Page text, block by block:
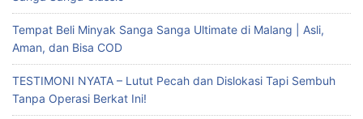
Tempat Beli Minyak Sanga Sanga Ultimate di Malang | Asli,
Aman, dan Bisa COD
TESTIMONI NYATA – Lutut Pecah dan Dislokasi Tapi Sembuh
Tanpa Operasi Berkat Ini!